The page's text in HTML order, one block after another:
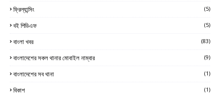
ফ্রিল্যান্সিং (5)
বই পিডিএফ (5)
বাংলা খবর (83)
বাংলাদেশের সকল থানার মোবাইল নাম্বার (9)
বাংলাদেশের সব থানা (1)
বিকাশ (1)